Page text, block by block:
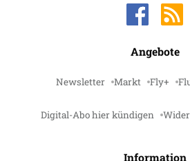
Angebote
Newsletter Markt Fly+
Digital-Abo hier kündigen
Information